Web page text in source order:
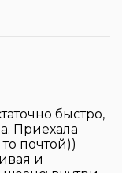
быстро,
Приехала
почтой))
и